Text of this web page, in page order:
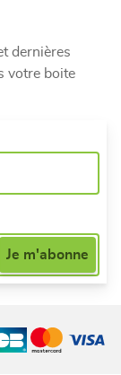
dernières
votre boite